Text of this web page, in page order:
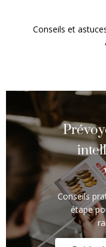
Conseils et
Conseils
étape